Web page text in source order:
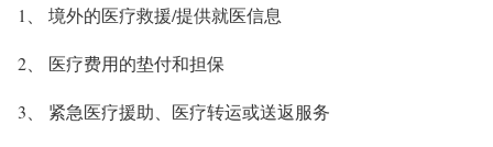
1、 境外的医疗救援/提供就医信息
2、 医疗费用的垫付和担保
3、 紧急医疗援助、医疗转运或送返服务